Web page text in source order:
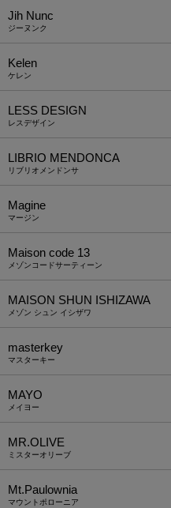
Jih Nunc
ジーヌンク
Kelen
ケレン
LESS DESIGN
レスデザイン
LIBRIO MENDONCA
リブリオメンドンサ
Magine
マージン
Maison code 13
メゾンコードサーティーン
MAISON SHUN ISHIZAWA
メゾン シュン イシザワ
masterkey
マスターキー
MAYO
メイヨー
MR.OLIVE
ミスターオリーブ
Mt.Paulownia
マウントポローニア